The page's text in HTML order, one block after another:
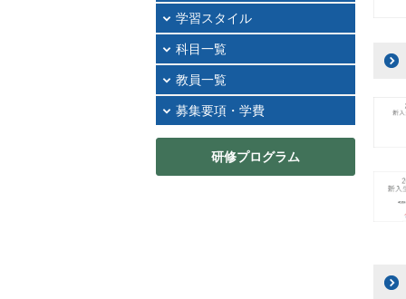
学習スタイル
科目一覧
教員一覧
募集要項・学費
研修プログラム